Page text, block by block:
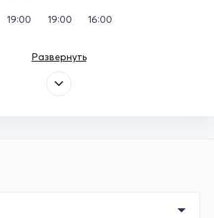
19:00 19:00 16:00
Развернуть